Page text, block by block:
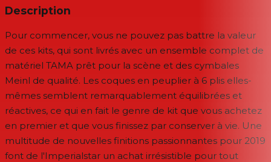
Description
Pour commencer, vous ne pouvez pas battre la valeur
de ces kits, qui sont livrés avec un ensemble complet de
matériel TAMA prêt pour la scène et des cymbales
Meinl de qualité. Les coques en peuplier à 6 plis elles-
mêmes semblent remarquablement équilibrées et
réactives, ce qui en fait le genre de kit que vous achetez
en premier et que vous finissez par conserver à vie. Une
multitude de nouvelles finitions passionnantes pour 2019
font de l'Imperialstar un achat irrésistible pour tout